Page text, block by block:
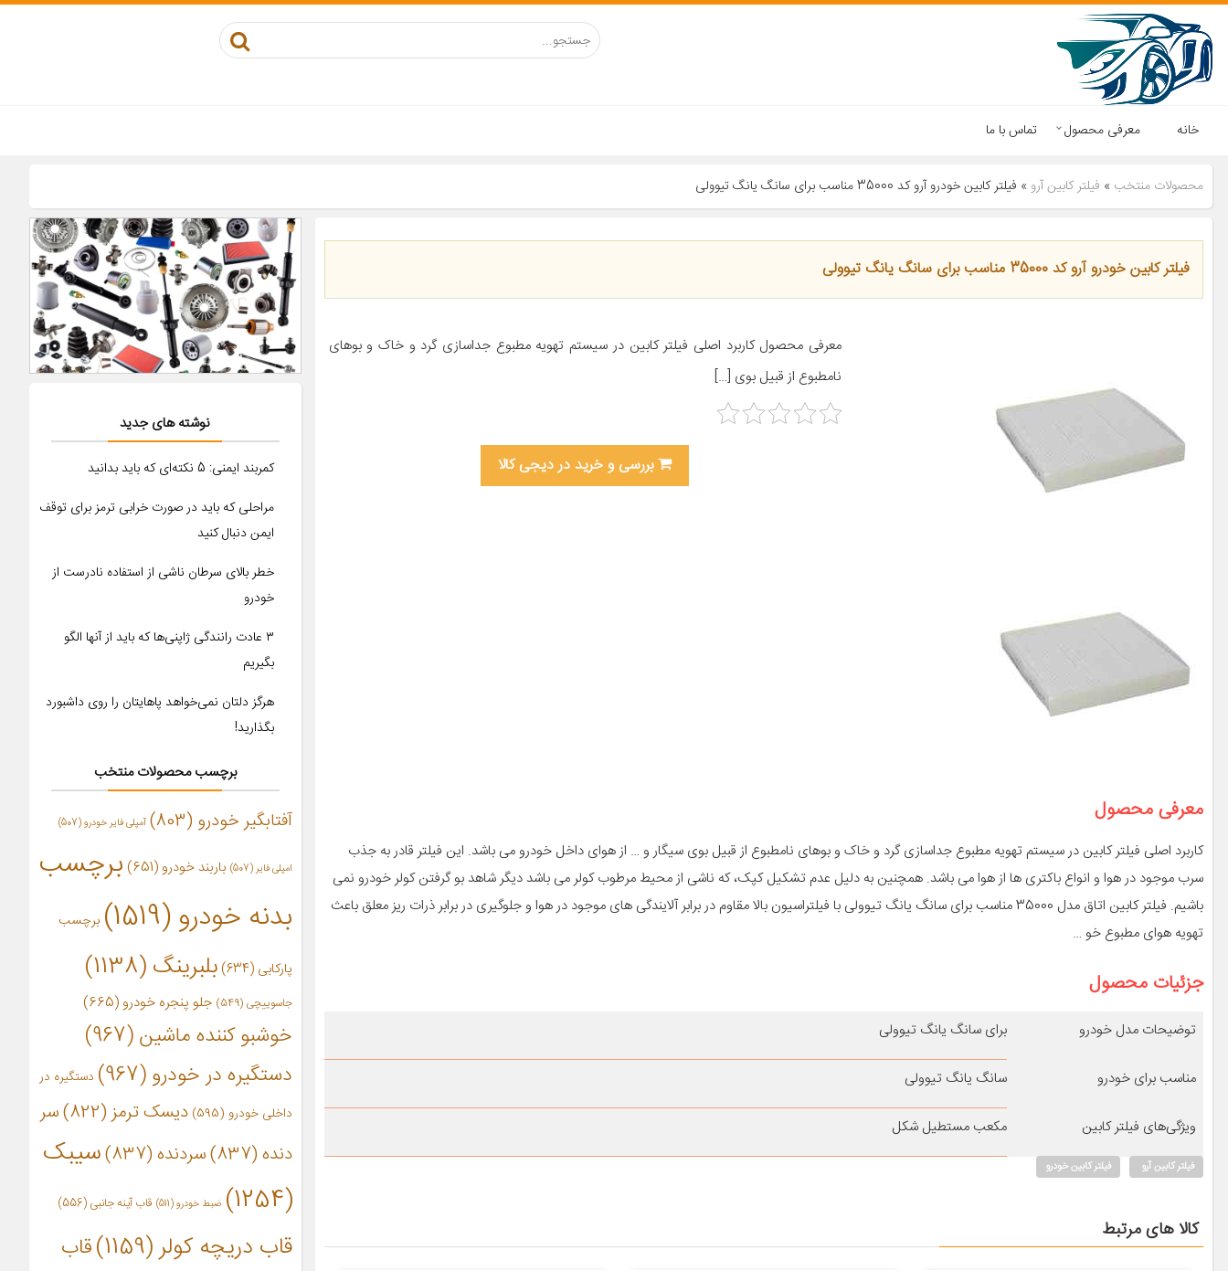
خانه معرفی محصول تماس با ما
محصولات منتخب » فیلتر کابین آرو» فیلتر کابین خودرو آرو کد 35000 مناسب برای سانگ یانگ تیوولی
فیلتر کابین خودرو آرو کد 35000 مناسب برای سانگ یانگ تیوولی
معرفی محصول کاربرد اصلی فیلتر کابین در سیستم تهویه مطبوع جداسازی گرد و خاک و بوهای
نامطبوع از قبیل بوی […]
بررسی و خرید در دیجی کالا
معرفی محصول
کاربرد اصلی فیلتر کابین در سیستم تهویه مطبوع جداسازی گرد و خاک و بوهای نامطبوع از قبیل بوی سیگار و … از هوای داخل خودرو می باشد. این فیلتر قادر به جذب
سرب موجود در هوا و انواع باکتری ها از هوا می باشد. همچنین به دلیل عدم تشکیل کپک، که ناشی از محیط مرطوب کولر می باشد دیگر شاهد بو گرفتن کولر خودرو نمی
باشیم. فیلتر کابین اتاق مدل 35000 مناسب برای سانگ یانگ تیوولی با فیلتراسیون بالا مقاوم در برابر آلایندگی های موجود در هوا و جلوگیری در برابر ذرات ریز معلق باعث
تهویه هوای مطبوع خو …
جزئیات محصول
توضیحات مدل خودرو برای سانگ یانگ تیوولی
مناسب برای خودرو سانگ یانگ تیوولی
ویژگی‌های فیلتر کابین مکعب مستطیل شکل
فیلتر کابین آرو فیلتر کابین خودرو
کالا های مرتبط
نوشته های جدید
کمربند ایمنی: 5 نکته‌ای که باید بدانید
مراحلی که باید در صورت خرابی ترمز برای توقف
ایمن دنبال کنید
خطر بالای سرطان ناشی از استفاده نادرست از
خودرو
۳ عادت رانندگی ژاپنی‌ها که باید از آنها الگو
بگیریم
هرگز دلتان نمی‌خواهد پاهایتان را روی داشبورد
بگذارید!
برچسب محصولات منتخب
آفتابگیر خودرو (803) آمپلی فایر خودرو(507)
امپلی فایر (507) باربند خودرو(651)
برچسب
بدنه خودرو(1519) برچسب
پارکابی (634) بلبرینگ(1138)
جاسوییچی (549) جلو پنجره خودرو (665)
خوشبو کننده ماشین(967)
دستگیره در خودرو(967)
دستگیره در
داخلی خودرو (595) دیسک ترمز(822)
سر
دنده(837) سردنده(837)
سیبک
(1254)
ضبط خودرو(511) قاب آینه جانبی (556)
قاب دریچه کولر(1159)
قاب